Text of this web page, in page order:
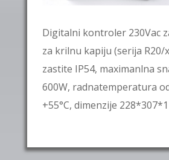
Digitalni kontroler 230Vac
za krilnu kapiju (serija R20/
zastite IP54, maximanlna
600W, radnatemperatura
+55°C, dimenzije